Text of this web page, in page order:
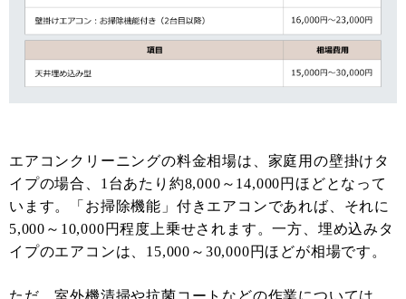
エアコンクリーニングの料金相場は、家庭用の壁掛けタ
イプの場合、1台あたり約8,000～14,000円ほどとなって
います。「お掃除機能」付きエアコンであれば、それに
5,000～10,000円程度上乗せされます。一方、埋め込みタ
イプのエアコンは、15,000～30,000円ほどが相場です。